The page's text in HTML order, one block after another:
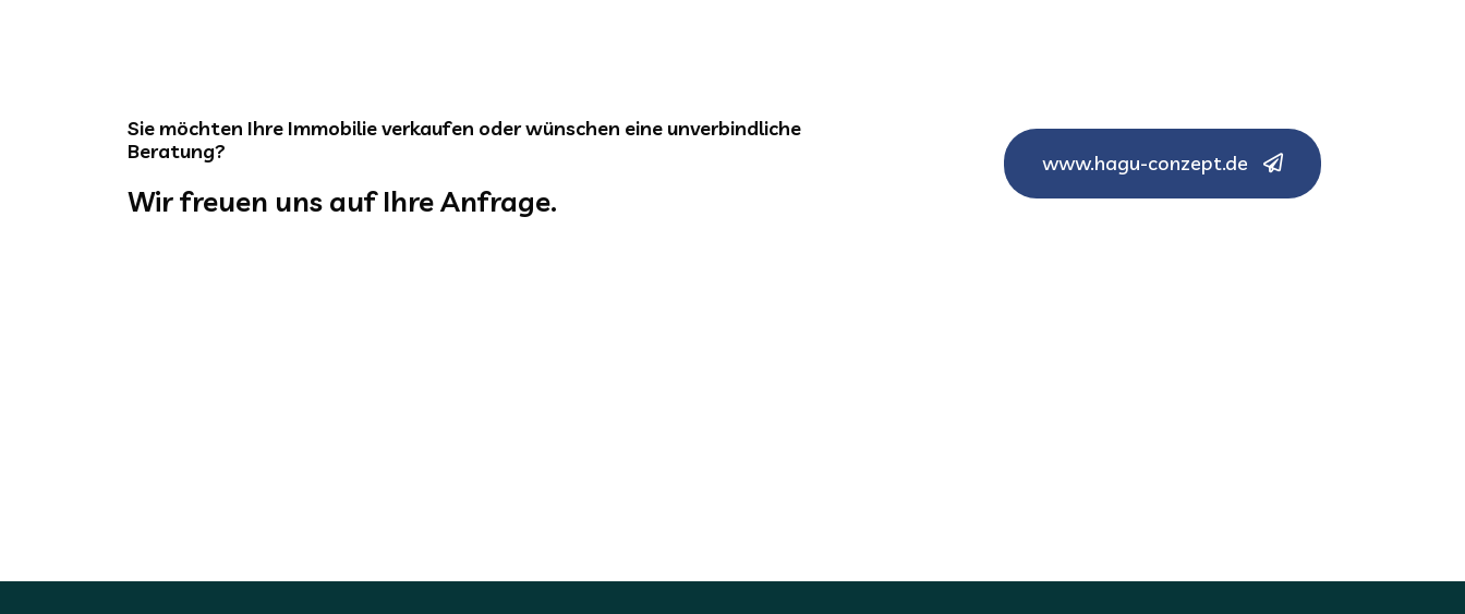
Sie möchten Ihre Immobilie verkaufen oder wünschen eine unverbindliche
Beratung?
Wir freuen uns auf Ihre Anfrage.
www.hagu-conzept.de